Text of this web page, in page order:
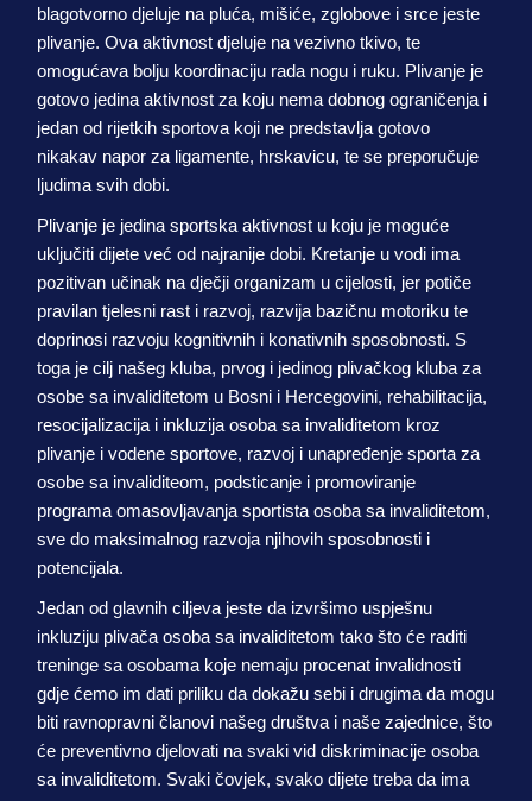
blagotvorno djeluje na pluća, mišiće, zglobove i srce jeste
plivanje. Ova aktivnost djeluje na vezivno tkivo, te
omogućava bolju koordinaciju rada nogu i ruku. Plivanje je
gotovo jedina aktivnost za koju nema dobnog ograničenja i
jedan od rijetkih sportova koji ne predstavlja gotovo
nikakav napor za ligamente, hrskavicu, te se preporučuje
ljudima svih dobi.
Plivanje je jedina sportska aktivnost u koju je moguće
uključiti dijete već od najranije dobi. Kretanje u vodi ima
pozitivan učinak na dječji organizam u cijelosti, jer potiče
pravilan tjelesni rast i razvoj, razvija bazičnu motoriku te
doprinosi razvoju kognitivnih i konativnih sposobnosti. S
toga je cilj našeg kluba, prvog i jedinog plivačkog kluba za
osobe sa invaliditetom u Bosni i Hercegovini, rehabilitacija,
resocijalizacija i inkluzija osoba sa invaliditetom kroz
plivanje i vodene sportove, razvoj i unapređenje sporta za
osobe sa invaliditeom, podsticanje i promoviranje
programa omasovljavanja sportista osoba sa invaliditetom,
sve do maksimalnog razvoja njihovih sposobnosti i
potencijala.
Jedan od glavnih ciljeva jeste da izvršimo uspješnu
inkluziju plivača osoba sa invaliditetom tako što će raditi
treninge sa osobama koje nemaju procenat invalidnosti
gdje ćemo im dati priliku da dokažu sebi i drugima da mogu
biti ravnopravni članovi našeg društva i naše zajednice, što
će preventivno djelovati na svaki vid diskriminacije osoba
sa invaliditetom. Svaki čovjek, svako dijete treba da ima